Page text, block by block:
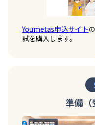
Youmetas申込サイト
試を購入します。
準備（